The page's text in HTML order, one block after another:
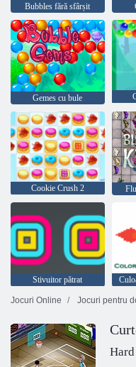
Bubbles fără sfârșit
Gemes cu bule
Cookie Crush 2
Stivuitor pătrat
Jocuri Online
Jocuri pentru